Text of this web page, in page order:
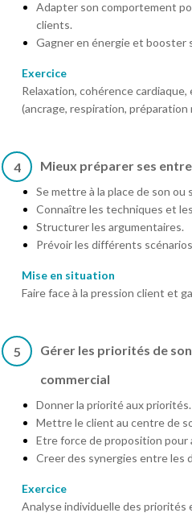
Adapter son comportement
clients.
Gagner en énergie et booster
Exercice
Relaxation, cohérence
(ancrage, respiration, préparation
4 Mieux préparer ses
Se mettre à la place de son
Connaître les techniques et
Structurer les argumentaires.
Prévoir les différents
Mise en situation
Faire face à la pression client et
5
Gérer les priorités de
commercial
Donner la priorité aux priorités.
Mettre le client au centre de
Etre force de proposition pour
Creer des synergies entre les
Exercice
Analyse individuelle des priorités